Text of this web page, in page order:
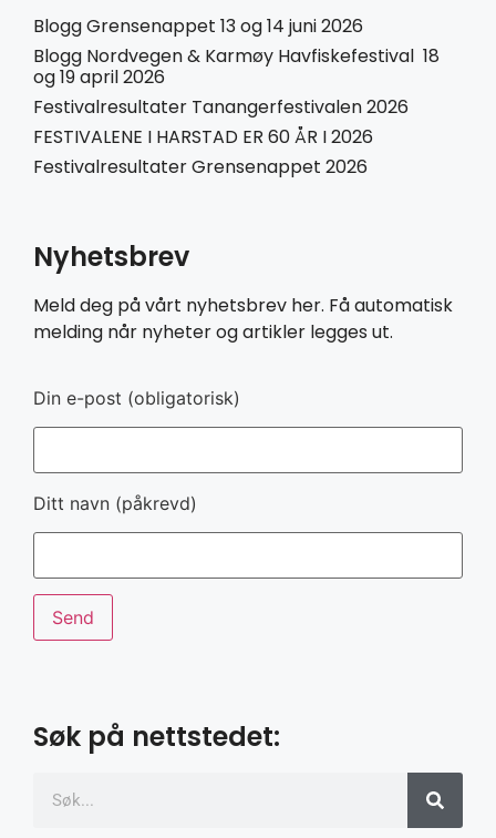
Blogg Grensenappet 13 og 14 juni 2026
Blogg Nordvegen & Karmøy Havfiskefestival 18
og 19 april 2026
Festivalresultater Tanangerfestivalen 2026
FESTIVALENE I HARSTAD ER 60 ÅR I 2026
Festivalresultater Grensenappet 2026
Nyhetsbrev
Meld deg på vårt nyhetsbrev her. Få automatisk
melding når nyheter og artikler legges ut.
Din e-post (obligatorisk)
Ditt navn (påkrevd)
Søk på nettstedet: